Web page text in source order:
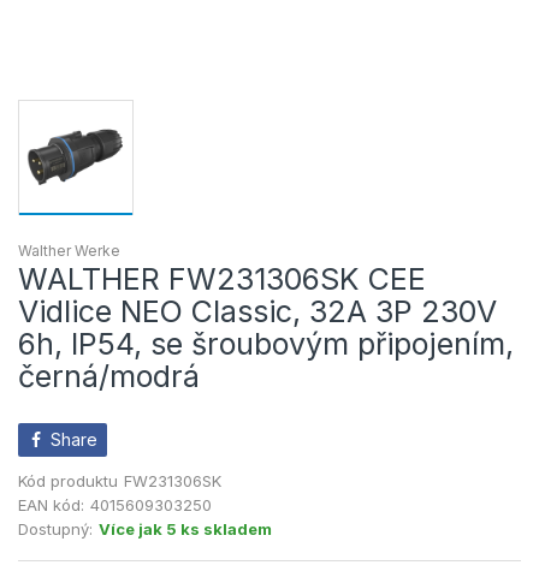
Walther Werke
WALTHER FW231306SK CEE
Vidlice NEO Classic, 32A 3P 230V
6h, IP54, se šroubovým připojením,
černá/modrá
Share
Kód produktu FW231306SK
EAN kód: 4015609303250
Dostupný: Více jak 5 ks skladem